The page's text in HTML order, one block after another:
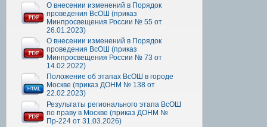
О внесении изменений в Порядок
проведения ВсОШ (приказ
Минпросвещения России № 55 от
26.01.2023)
О внесении изменений в Порядок
проведения ВсОШ (приказ
Минпросвещения России № 73 от
14.02.2022)
Положение об этапах ВсОШ в городе
Москве (приказ ДОНМ № 138 от
22.02.2023)
Результаты регионального этапа ВсОШ
по праву в Москве (приказ ДОНМ №
Пр-224 от 31.03.2026)